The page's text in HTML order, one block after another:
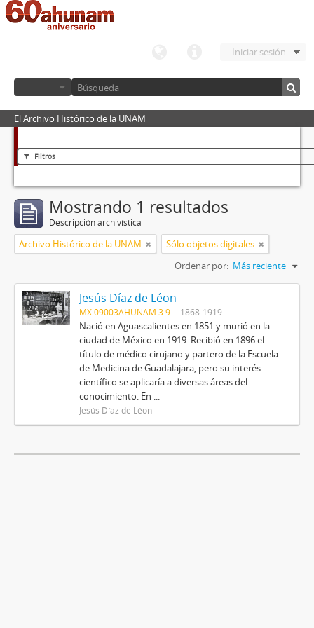
Iniciar sesión
El Archivo Histórico de la UNAM
Filtros
Mostrando 1 resultados
Descripción archivística
Archivo Histórico de la UNAM
Sólo objetos digitales
Ordenar por: Más reciente
Jesús Díaz de Léon
MX 09003AHUNAM 3.9 1868-1919
Nació en Aguascalientes en 1851 y murió en la
ciudad de México en 1919. Recibió en 1896 el
título de médico cirujano y partero de la Escuela
de Medicina de Guadalajara, pero su interés
científico se aplicaría a diversas áreas del
conocimiento. En ...
Jesús Díaz de Léon